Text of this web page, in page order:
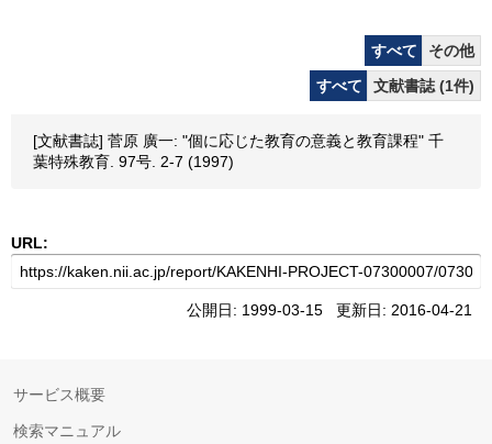
すべて
その他
すべて
文献書誌 (1件)
[文献書誌] 菅原 廣一: "個に応じた教育の意義と教育課程" 千
葉特殊教育. 97号. 2-7 (1997)
URL:
公開日: 1999-03-15 更新日: 2016-04-21
サービス概要
検索マニュアル